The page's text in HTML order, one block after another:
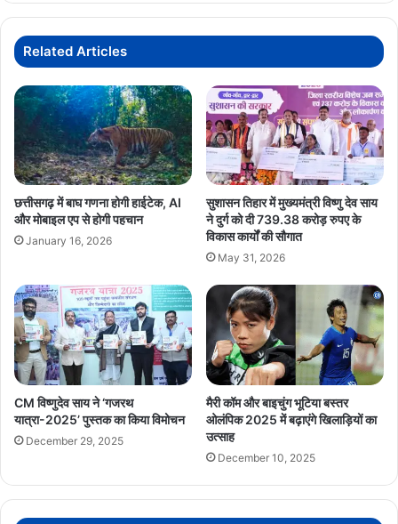
केंद्रीय
गिरिराज
सिंह
Related Articles
छत्तीसगढ़ में बाघ गणना होगी हाईटेक, AI
और मोबाइल एप से होगी पहचान
January 16, 2026
सुशासन तिहार में मुख्यमंत्री विष्णु देव साय
ने दुर्ग को दी 739.38 करोड़ रुपए के
विकास कार्यों की सौगात
May 31, 2026
CM विष्णुदेव साय ने ‘गजरथ
यात्रा-2025’ पुस्तक का किया विमोचन
December 29, 2025
मैरी कॉम और बाइचुंग भूटिया बस्तर
ओलंपिक 2025 में बढ़ाएंगे खिलाड़ियों का
उत्साह
December 10, 2025